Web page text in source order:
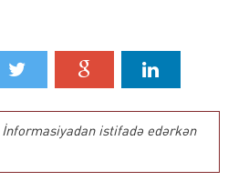
istifadə edərkən